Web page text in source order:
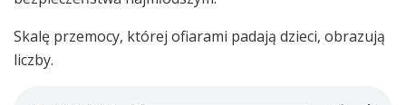
Skalę przemocy, której ofiarami padają dzieci, obrazują
liczby.